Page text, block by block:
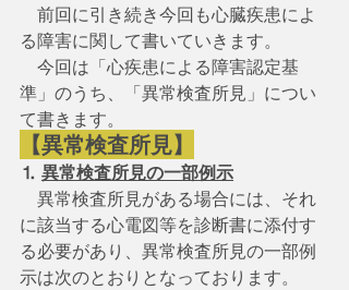
前回に引き続き今回も心臓疾患によ
る障害に関して書いていきます。
今回は「心疾患による障害認定基
準」のうち、「異常検査所見」につい
て書きます。
【異常検査所見】
⒈ 異常検査所見の一部例示
異常検査所見がある場合には、それ
に該当する心電図等を診断書に添付す
る必要があり、異常検査所見の一部例
示は次のとおりとなっております。